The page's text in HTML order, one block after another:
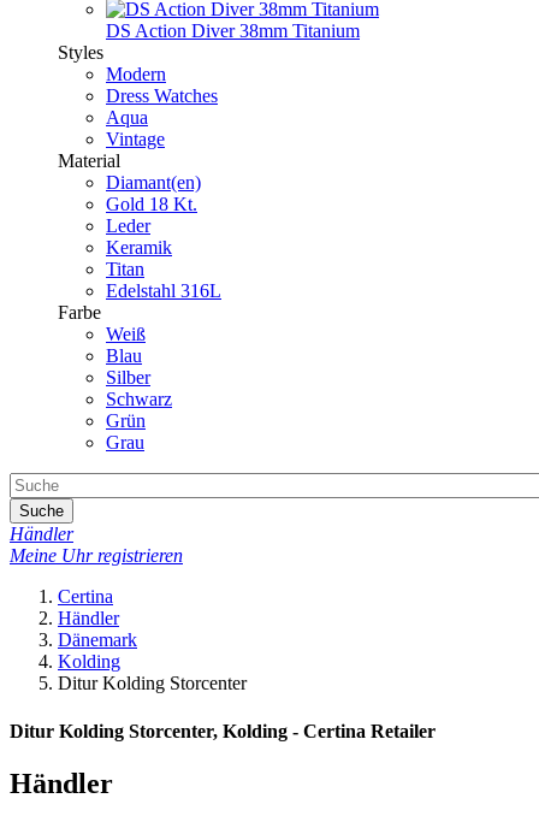
DS Action Diver 38mm Titanium
Styles
Modern
Dress Watches
Aqua
Vintage
Material
Diamant(en)
Gold 18 Kt.
Leder
Keramik
Titan
Edelstahl 316L
Farbe
Weiß
Blau
Silber
Schwarz
Grün
Grau
Suche
Händler
Meine Uhr registrieren
Certina
Händler
Dänemark
Kolding
Ditur Kolding Storcenter
Ditur Kolding Storcenter, Kolding - Certina Retailer
Händler